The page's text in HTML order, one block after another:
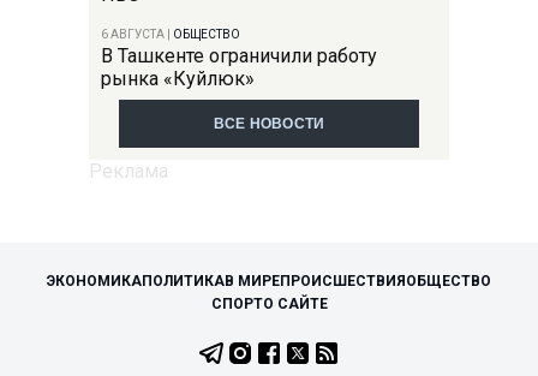
6 АВГУСТА ОБЩЕСТВО
В Ташкенте ограничили работу
рынка «Куйлюк»
ВСЕ НОВОСТИ
ЭКОНОМИКАПОЛИТИКАВ МИРЕПРОИСШЕСТВИЯОБЩЕСТВО
СПОРТО САЙТЕ